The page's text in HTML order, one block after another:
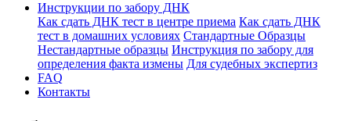
Инструкции по забору ДНК
Как сдать ДНК тест в центре приема Как сдать ДНК
тест в домашних условиях Стандартные Образцы
Нестандартные образцы Инструкция по забору для
определения факта измены Для судебных экспертиз
FAQ
Контакты